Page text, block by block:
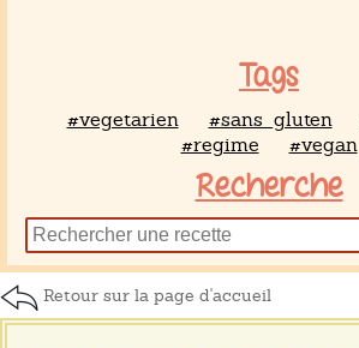
Tags
#vegetarien #sans_gluten
#regime
#vegan
Recherche
Retour sur la page d'accueil